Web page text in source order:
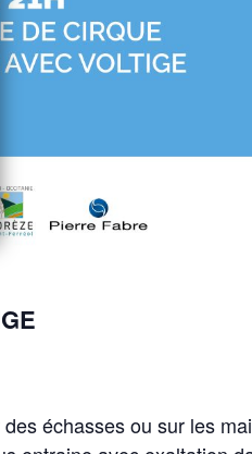
échasses ou sur les